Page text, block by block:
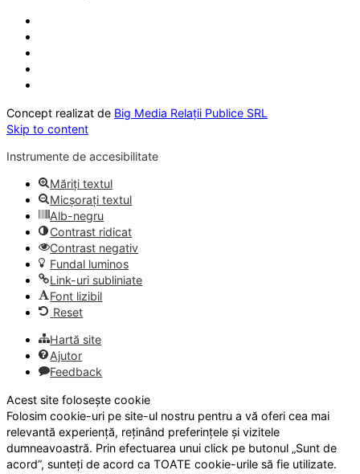
Concept realizat de Big Media Relații Publice SRL
Skip to content
Instrumente de accesibilitate
Măriți textul
Micșorați textul
Alb-negru
Contrast ridicat
Contrast negativ
Fundal luminos
Link-uri subliniate
Font lizibil
Reset
Hartă site
Ajutor
Feedback
Acest site folosește cookie
Folosim cookie-uri pe site-ul nostru pentru a vă oferi cea mai
relevantă experiență, reținând preferințele și vizitele
dumneavoastră. Prin efectuarea unui click pe butonul „Sunt de
acord”, sunteți de acord ca TOATE cookie-urile să fie utilizate.